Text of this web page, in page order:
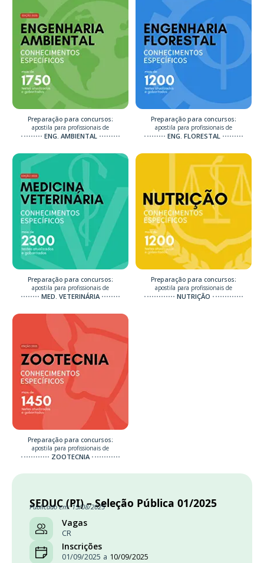
Preparação para concursos:
apostila para profissionais de
ENG. AMBIENTAL
Preparação para concursos:
apostila para profissionais de
ENG. FLORESTAL
Preparação para concursos:
apostila para profissionais de
MED. VETERINÁRIA
Preparação para concursos:
apostila para profissionais de
NUTRIÇÃO
Preparação para concursos:
apostila para profissionais de
ZOOTECNIA
SEDUC (PI) – Seleção Pública 01/2025
Publicado em: 15/08/2025
Vagas
CR
Inscrições
01/09/2025 a 10/09/2025